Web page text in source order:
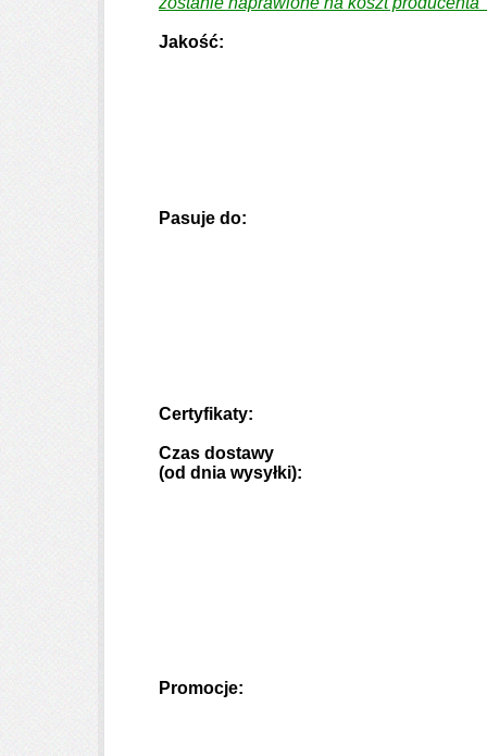
Jakość:
Pasuje do:
Certyfikaty:
Czas dostawy
(od dnia wysyłki):
Promocje: